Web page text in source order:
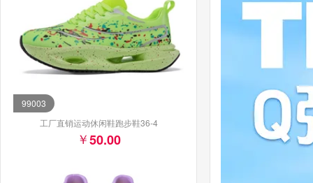
99003
工厂直销运动休闲鞋跑步鞋36-4
50.00